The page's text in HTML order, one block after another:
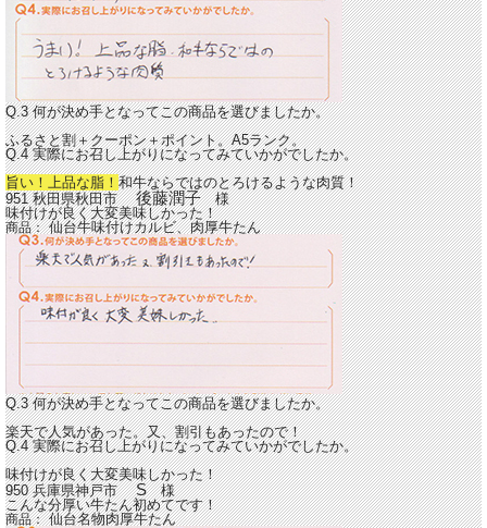
Q.3 何が決め手となってこの商品を選びましたか。
ふるさと割＋クーポン＋ポイント。A5ランク。
Q.4 実際にお召し上がりになってみていかがでしたか。
旨い！上品な脂！ 和牛ならではのとろけるような肉質！
951 秋田県秋田市後藤潤子様
味付けが良く大変美味しかった！
商品：仙台牛味付けカルビ、肉厚牛たん
Q.3 何が決め手となってこの商品を選びましたか。
楽天で人気があった。又、割引もあったので！
Q.4 実際にお召し上がりになってみていかがでしたか。
味付けが良く大変美味しかった！
950 兵庫県神戸市S様
こんな分厚い牛たん初めてです！
商品：仙台名物肉厚牛たん